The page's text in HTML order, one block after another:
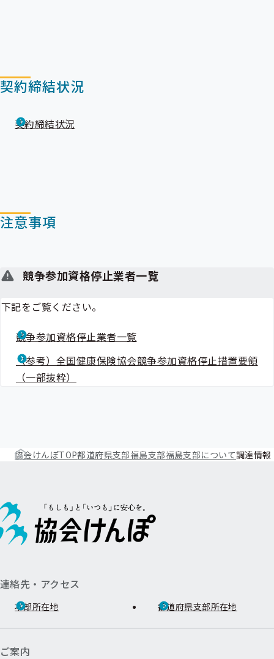
契約締結状況
契約締結状況
注意事項
競争参加資格停止業者一覧
下記をご覧ください。
競争参加資格停止業者一覧
（参考）全国健康保険協会競争参加資格停止措置要領
（一部抜粋）
協会けんぽTOP都道府県支部福島支部福島支部について調達情報
連絡先・アクセス
本部所在地 都道府県支部所在地
ご案内